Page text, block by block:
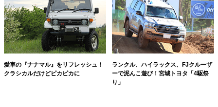
愛車の『ナナマル』をリフレッシュ！
クラシカルだけどピカピカに
ランクル、ハイラックス、FJクルーザ
ーで泥んこ遊び！宮城トヨタ「4駆祭
り」